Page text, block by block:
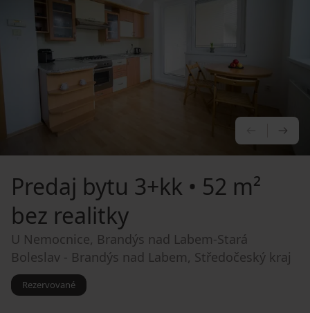
Predaj bytu 3+kk • 52 m²
bez realitky
U Nemocnice, Brandýs nad Labem-Stará
Boleslav - Brandýs nad Labem, Středočeský kraj
Rezervované